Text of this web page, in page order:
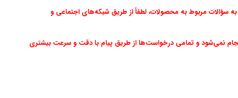
مربوط به محصولات، لطفاً از طریق شبکه‌های اجتماعی و
نمی‌شود و تمامی درخواست‌ها از طریق پیام با دقت و سرعت بیشتری